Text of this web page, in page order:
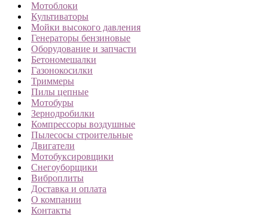
Мотоблоки
Культиваторы
Мойки высокого давления
Генераторы бензиновые
Оборудование и запчасти
Бетономешалки
Газонокосилки
Триммеры
Пилы цепные
Мотобуры
Зернодробилки
Компрессоры воздушные
Пылесосы строительные
Двигатели
Мотобуксировщики
Снегоуборщики
Виброплиты
Доставка и оплата
О компании
Контакты